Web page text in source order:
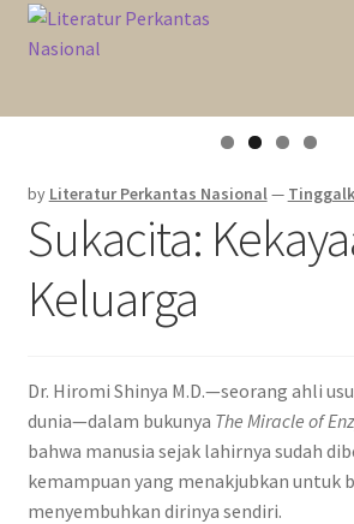
Skip
to
Langsung
ke
Sahabat Anda Bertumbuh
Kategori
Akun Saya
Katalog
by Literatur Perkantas Nasional—
Sukacita:
Keluarga
Dr. Hiromi Shinya M.D.—seorang ahli
dunia—dalam bukunya The Miracle of
bahwa manusia sejak lahirnya sudah
kemampuan yang menakjubkan untuk
menyembuhkan dirinya sendiri.